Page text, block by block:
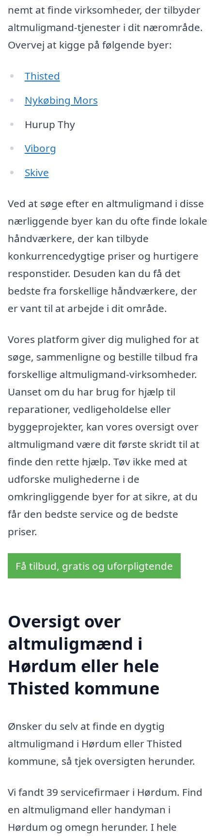
nemt at finde virksomheder, der tilbyder
altmuligmand-tjenester i dit nærområde.
Overvej at kigge på følgende byer:
Thisted
Nykøbing Mors
Hurup Thy
Viborg
Skive
Ved at søge efter en altmuligmand i disse
nærliggende byer kan du ofte finde lokale
håndværkere, der kan tilbyde
konkurrencedygtige priser og hurtigere
responstider. Desuden kan du få det
bedste fra forskellige håndværkere, der
er vant til at arbejde i dit område.
Vores platform giver dig mulighed for at
søge, sammenligne og bestille tilbud fra
forskellige altmuligmand-virksomheder.
Uanset om du har brug for hjælp til
reparationer, vedligeholdelse eller
byggeprojekter, kan vores oversigt over
altmuligmand være dit første skridt til at
finde den rette hjælp. Tøv ikke med at
udforske mulighederne i de
omkringliggende byer for at sikre, at du
får den bedste service og de bedste
priser.
Få tilbud, gratis og uforpligtende
Oversigt over
altmuligmænd i
Hørdum eller hele
Thisted kommune
Ønsker du selv at finde en dygtig
altmuligmand i Hørdum eller Thisted
kommune, så tjek oversigten herunder.
Vi fandt 39 servicefirmaer i Hørdum. Find
en altmuligmand eller handyman i
Hørdum og omegn herunder. I hele